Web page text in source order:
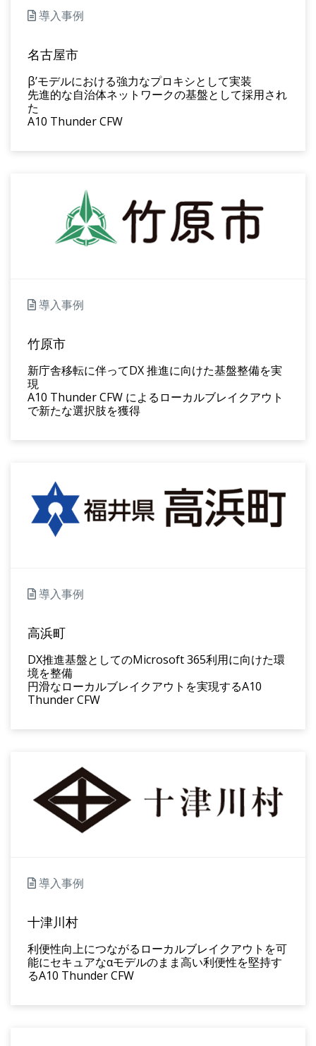
導入事例
名古屋市
β’モデルにおける強力なプロキシとして実装
先進的な自治体ネットワークの基盤として採用され
た
A10 Thunder CFW
導入事例
竹原市
新庁舎移転に伴ってDX 推進に向けた基盤整備を実
現
A10 Thunder CFW によるローカルブレイクアウト
で新たな選択肢を獲得
導入事例
高浜町
DX推進基盤としてのMicrosoft 365利用に向けた環
境を整備
円滑なローカルブレイクアウトを実現するA10
Thunder CFW
導入事例
十津川村
利便性向上につながるローカルブレイクアウトを可
能にセキュアなαモデルのまま高い利便性を堅持す
るA10 Thunder CFW